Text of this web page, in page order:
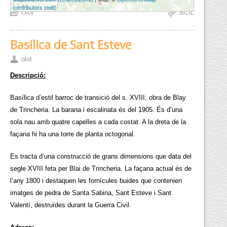
3 mi
contributors (edit)
Olot BCIL
Basílica de Sant Esteve
olot
Descripció:
Basílica d’estil barroc de transició del s. XVIII, obra de Blay
de Trincheria. La barana i escalinata és del 1905. És d’una
sola nau amb quatre capelles a cada costat. A la dreta de la
façana hi ha una torre de planta octogonal.
Es tracta d’una construcció de grans dimensions que data del
segle XVIII feta per Blai de Trincheria. La façana actual és de
l’any 1800 i destaquen les fornícules buides que contenien
imatges de pedra de Santa Sabina, Sant Esteve i Sant
Valentí, destruïdes durant la Guerra Civil.